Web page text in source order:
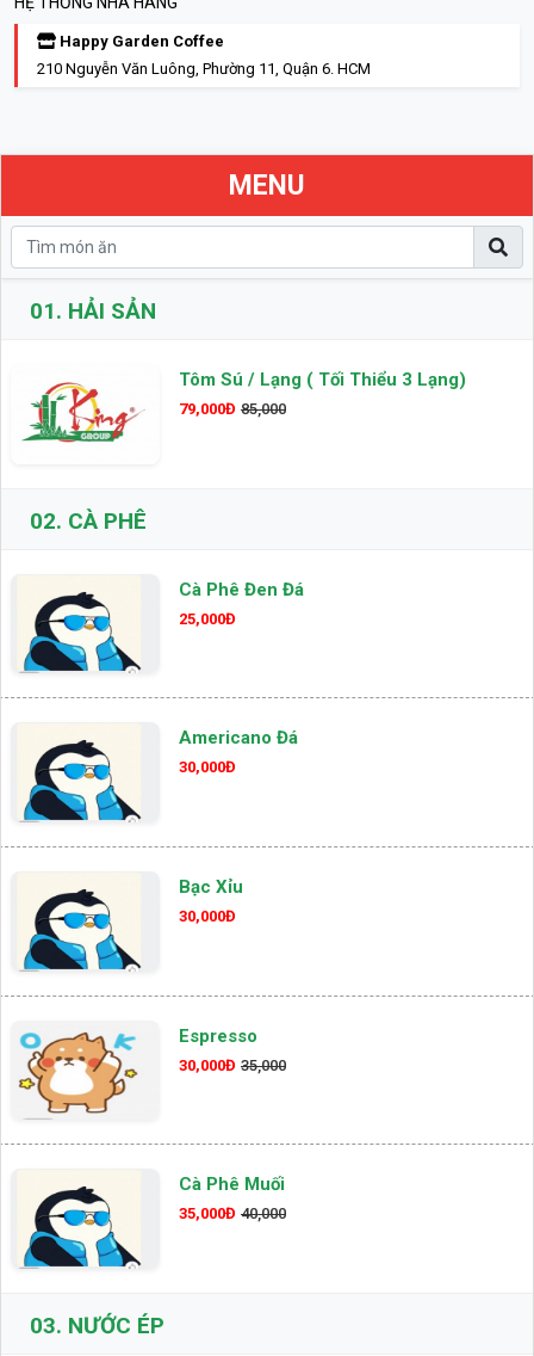
Happy Garden Coffee
210 Nguyễn Văn Luông, Phường 11, Quận 6. HCM
MENU
01. HẢI SẢN
Tôm Sú / Lạng ( Tối Thiểu 3 Lạng)
79,000Đ 85,000
02. CÀ PHÊ
Cà Phê Đen Đá
25,000Đ
Americano Đá
30,000Đ
Bạc Xỉu
30,000Đ
Espresso
30,000Đ 35,000
Cà Phê Muối
35,000Đ 40,000
03. NƯỚC ÉP